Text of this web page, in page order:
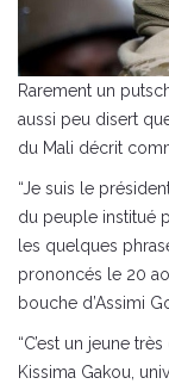
Rarement un
aussi peu disert
du Mali décrit
“Je suis le
du peuple institué
les quelques
prononcés le 20
bouche d’Assimi
“C’est un jeune
Kissima Gakou,